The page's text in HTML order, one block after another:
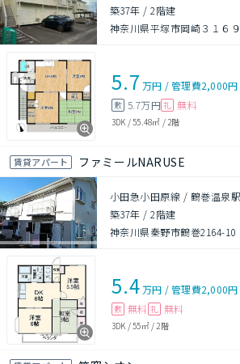
築37年 /2階建
神奈川県平塚市岡崎３１６
5.7 万円 /管理費2,000円
敷 5.7万円 礼 無料
3DK /55.48㎡ / 2階
賃貸アパート ファミールNARUSE
小田急小田原線 / 鶴巻温泉
築37年 /2階建
神奈川県秦野市鶴巻2164-10
5.4万円 /管理費2,000円
敷 無料 礼 無料
3DK /55㎡/ 2階